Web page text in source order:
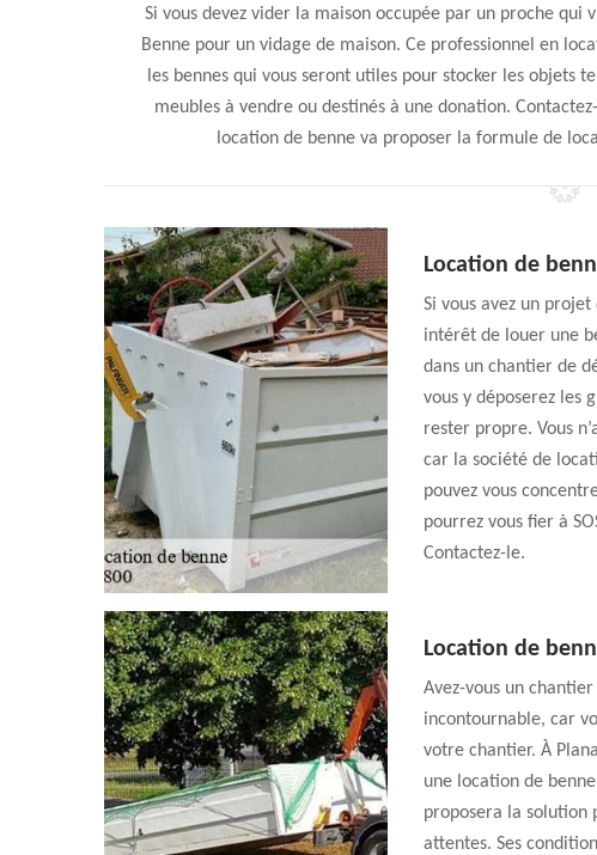
Si vous devez vider la maison occupée par un proche qui
Benne pour un vidage de maison. Ce professionnel en
les bennes qui vous seront utiles pour stocker les objets
meubles à vendre ou destinés à une donation.
location de benne va proposer la formule de
Location de
Si vous avez un
intérêt de louer une
dans un chantier de
vous y déposerez les
rester propre. Vous
car la société de
pouvez vous
pourrez vous fier à
Contactez-le.
Location de
Avez-vous un
incontournable, car
votre chantier. À
une location de
proposera la solution
attentes. Ses